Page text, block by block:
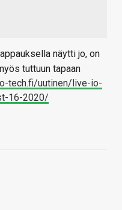
näytti jo, on
tuttuun tapaan
tech.fi/uutinen/live-io-
16-2020/